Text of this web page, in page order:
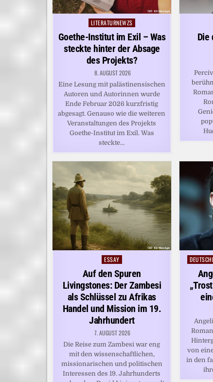
Posted
in
LITERATURNEWZS
Goethe-Institut im Exil – Was
steckte hinter der Absage
des Projekts?
8. AUGUST 2026
Eine Lesung mit palästinensischen
Autoren und Autorinnen wurde
Ende Februar 2026 kurzfristig
abgesagt. Genauso wie die weiteren
Veranstaltungen des Projekts
Goethe-Institut im Exil. Was
steckte…
Die
Posted
in
ESSAY
Auf den Spuren
Livingstones: Der Zambesi
als Schlüssel zu Afrikas
Handel und Mission im 19.
Jahrhundert
7. AUGUST 2026
Die Reise zum Zambesi war eng
mit den wissenschaftlichen,
missionarischen und politischen
Interessen des 19. Jahrhunderts
Posted
von
in den